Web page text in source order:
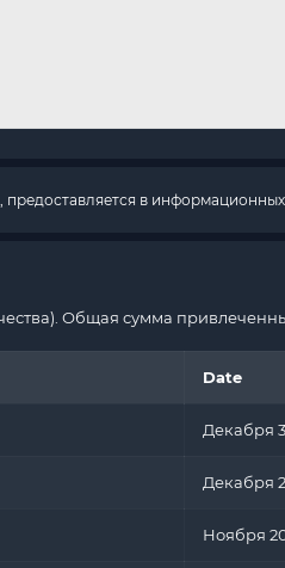
в
Общая сумма
Date
Декабря
Декабря
Ноября